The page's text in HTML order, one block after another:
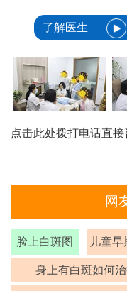
了解医生
点击此处拨打电话直接
网
脸上白斑图 儿童早
身上有白斑如何